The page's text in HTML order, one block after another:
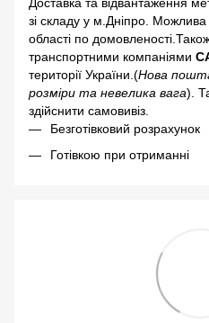
зі складу у м.Дніпро.
області по
транспортними компаніями
території України.(Нова
розміри та невелика вага).
здійснити самовивіз.
Безготівковий розрахунок
Готівкою при отриманні